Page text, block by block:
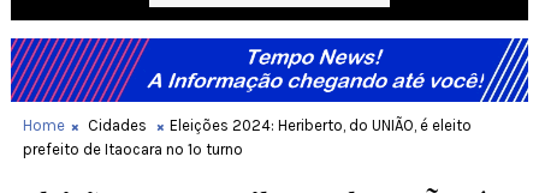
Home Cidades
Eleições 2024: Heriberto, do UNIÃO, é eleito
prefeito de Itaocara no 1º turno